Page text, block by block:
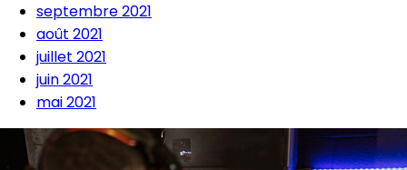
septembre 2021
août 2021
juillet 2021
juin 2021
mai 2021